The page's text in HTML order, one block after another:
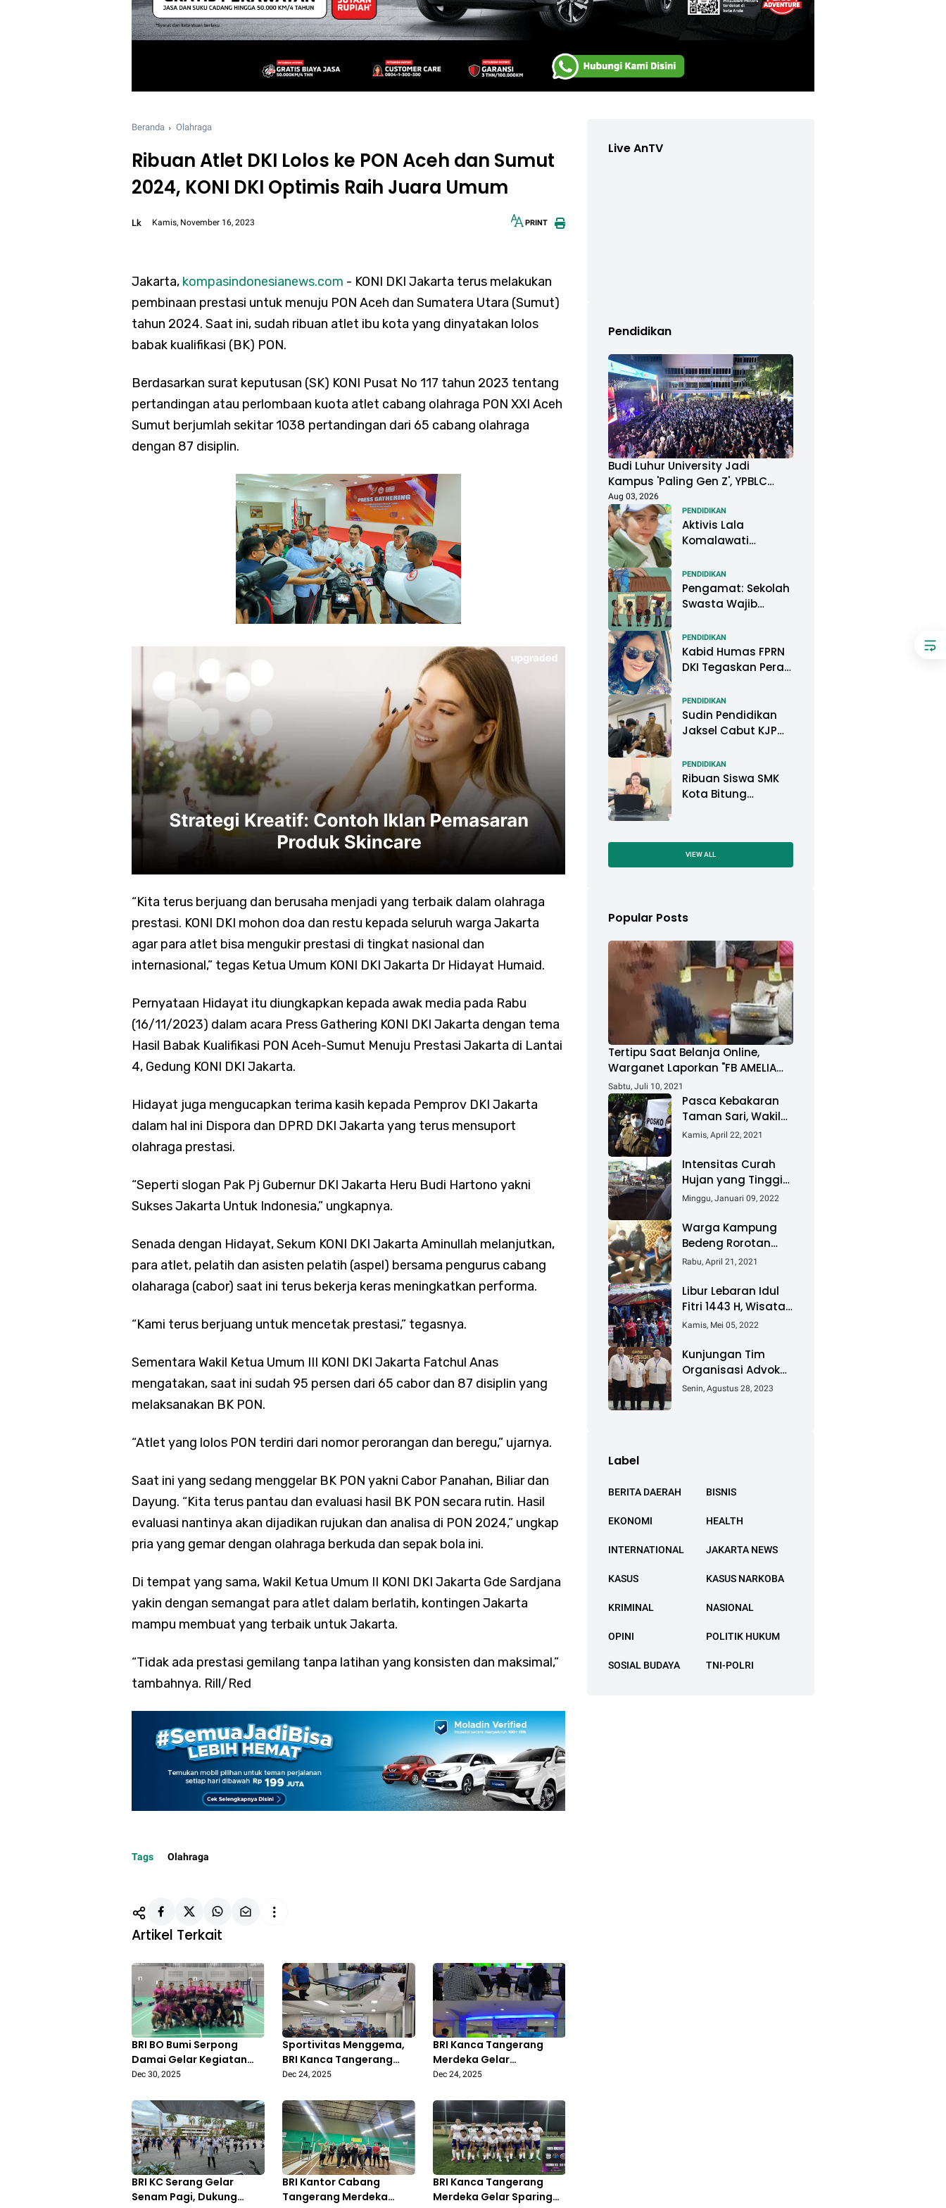
Beranda Olahraga
Ribuan Atlet DKI Lolos ke PON Aceh dan Sumut
2024, KONI DKI Optimis Raih Juara Umum
Lk Kamis, November 16, 2023 PRINT
Jakarta, kompasindonesianews.com - KONI DKI Jakarta terus melakukan
pembinaan prestasi untuk menuju PON Aceh dan Sumatera Utara (Sumut)
tahun 2024. Saat ini, sudah ribuan atlet ibu kota yang dinyatakan lolos
babak kualifikasi (BK) PON.
Berdasarkan surat keputusan (SK) KONI Pusat No 117 tahun 2023 tentang
pertandingan atau perlombaan kuota atlet cabang olahraga PON XXI Aceh
Sumut berjumlah sekitar 1038 pertandingan dari 65 cabang olahraga
dengan 87 disiplin.
“Kita terus berjuang dan berusaha menjadi yang terbaik dalam olahraga
prestasi. KONI DKI mohon doa dan restu kepada seluruh warga Jakarta
agar para atlet bisa mengukir prestasi di tingkat nasional dan
internasional,” tegas Ketua Umum KONI DKI Jakarta Dr Hidayat Humaid.
Pernyataan Hidayat itu diungkapkan kepada awak media pada Rabu
(16/11/2023) dalam acara Press Gathering KONI DKI Jakarta dengan tema
Hasil Babak Kualifikasi PON Aceh-Sumut Menuju Prestasi Jakarta di Lantai
4, Gedung KONI DKI Jakarta.
Hidayat juga mengucapkan terima kasih kepada Pemprov DKI Jakarta
dalam hal ini Dispora dan DPRD DKI Jakarta yang terus mensuport
olahraga prestasi.
“Seperti slogan Pak Pj Gubernur DKI Jakarta Heru Budi Hartono yakni
Sukses Jakarta Untuk Indonesia,” ungkapnya.
Senada dengan Hidayat, Sekum KONI DKI Jakarta Aminullah melanjutkan,
para atlet, pelatih dan asisten pelatih (aspel) bersama pengurus cabang
olaharaga (cabor) saat ini terus bekerja keras meningkatkan performa.
“Kami terus berjuang untuk mencetak prestasi,” tegasnya.
Sementara Wakil Ketua Umum III KONI DKI Jakarta Fatchul Anas
mengatakan, saat ini sudah 95 persen dari 65 cabor dan 87 disiplin yang
melaksanakan BK PON.
“Atlet yang lolos PON terdiri dari nomor perorangan dan beregu,” ujarnya.
Saat ini yang sedang menggelar BK PON yakni Cabor Panahan, Biliar dan
Dayung. “Kita terus pantau dan evaluasi hasil BK PON secara rutin. Hasil
evaluasi nantinya akan dijadikan rujukan dan analisa di PON 2024,” ungkap
pria yang gemar dengan olahraga berkuda dan sepak bola ini.
Di tempat yang sama, Wakil Ketua Umum II KONI DKI Jakarta Gde Sardjana
yakin dengan semangat para atlet dalam berlatih, kontingen Jakarta
mampu membuat yang terbaik untuk Jakarta.
“Tidak ada prestasi gemilang tanpa latihan yang konsisten dan maksimal,”
tambahnya. Rill/Red
Tags Olahraga
Artikel Terkait
BRI BO Bumi Serpong
Damai Gelar Kegiatan
Olahraga Rutin
Dec 30, 2025
Sportivitas Menggema,
BRI Kanca Tangerang
Merdeka Gelar
BRILIAN SPORTARTCULAR
2025
Dec 24, 2025
BRI Kanca Tangerang
Merdeka Gelar
Pertandingan
BRILIAN SPORTARTCULAR
2025
Dec 24, 2025
BRI KC Serang Gelar
Senam Pagi, Dukung
BRI Kantor Cabang
Tangerang Merdeka
BRI Kanca Tangerang
Merdeka Gelar Sparing
Live AnTV
Pendidikan
Budi Luhur University Jadi
Kampus 'Paling Gen Z', YPBLC
Dukung Mahasiswa Gelar
Festival Musik Berkapasitas
Ribuan Penonton
Aug 03, 2026
PENDIDIKAN
Aktivis Lala
Komalawati
Mariana: Jangan
Abaikan Psikologis
Anak di Tengah
PENDIDIKAN
Pengamat: Sekolah
Swasta Wajib
Pemkot Pontianak
PENDIDIKAN
Kabid Humas FPRN
DKI Tegaskan Peran
Pendidikan Tangani
Kasus
Perundungan
PENDIDIKAN
Sudin Pendidikan
Jaksel Cabut KJP
Langgar Konvensi
Hak Anak
PENDIDIKAN
Ribuan Siswa SMK
Kota Bitung
Ajaran 2022-2023
VIEW ALL
Popular Posts
Tertipu Saat Belanja Online,
Warganet Laporkan "FB AMELIA
ACHMAD"
Sabtu, Juli 10, 2021
Pasca Kebakaran
Taman Sari, Wakil
Walikota Kunjungi
Dan Salurkan
Bantuan
Kamis, April 22, 2021
Intensitas Curah
Hujan yang Tinggi
Akibatkan Jalan
Nyaris Putus
Minggu, Januari 09, 2022
Warga Kampung
Bedeng Rorotan
Jakarta Utara,
Pembebasan Lahan
Tol Cibitung -
Cilincing
Rabu, April 21, 2021
Libur Lebaran Idul
Fitri 1443 H, Wisata
Air Tambak Asmara
Ribuan Pengunjung
Kamis, Mei 05, 2022
Kunjungan Tim
Organisasi Advokat
(OA) Peradi Utama
Senin, Agustus 28, 2023
Label
BERITA DAERAH BISNIS
EKONOMI HEALTH
INTERNATIONAL JAKARTA NEWS
KASUS KASUS NARKOBA
KRIMINAL NASIONAL
OPINI POLITIK HUKUM
SOSIAL BUDAYA TNI-POLRI